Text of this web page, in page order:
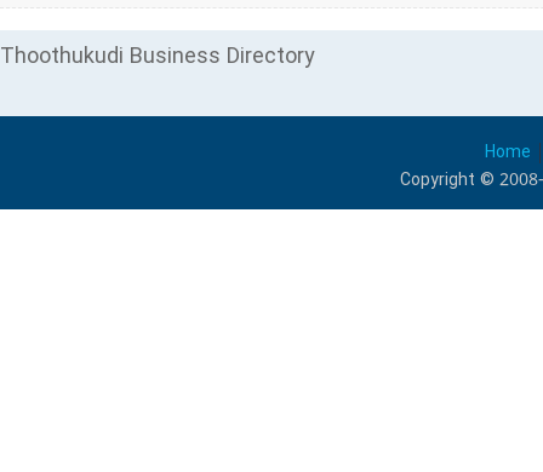
Thoothukudi Business Directory
Home
Copyright ©